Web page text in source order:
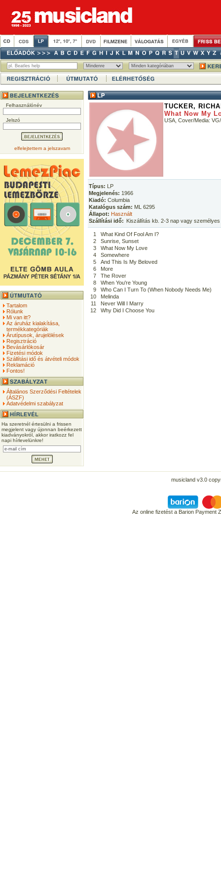
Felhasználónév
Jelszó
elfelejtettem a jelszavam
Tartalom
Rólunk
Mi van itt?
Az áruház kialakítása,
termékkategóriák
Árutípusok, árujelölések
Regisztráció
Bevásárlókosár
Fizetési módok
Szállítási idő és átvételi módok
Reklamáció
Fontos!
Általános Szerződési Feltételek
(ÁSZF)
Adatvédelmi szabályzat
Ha szeretnél értesülni a frissen
megjelent vagy újonnan beérkezett
kiadványokról, akkor iratkozz fel
napi hírlevelünkre!
TUCKER,
What Now My
USA, Cover/Media:
Típus: LP
Megjelenés: 1966
Kiadó: Columbia
Katalógus szám: ML 6295
Állapot: Használt
Szállítási idő: Kiszállítás kb. 2-3 nap vagy
1
What Kind Of Fool Am I?
2
Sunrise, Sunset
3
What Now My Love
4
Somewhere
5
And This Is My Beloved
6
More
7
The Rover
8
When You're Young
9
Who Can I Turn To (When Nobody Needs Me)
10
Melinda
11
Never Will I Marry
12
Why Did I Choose You
musicland v3.0
Az online fizetést a Barion Payment